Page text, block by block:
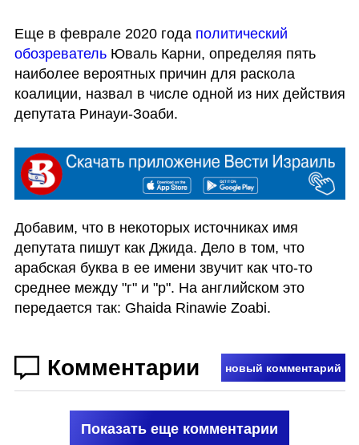
Еще в феврале 2020 года политический
обозреватель Юваль Карни, определяя пять
наиболее вероятных причин для раскола
коалиции, назвал в числе одной из них действия
депутата Ринауи-Зоаби.
Добавим, что в некоторых источниках имя
депутата пишут как Джида. Дело в том, что
арабская буква в ее имени звучит как что-то
среднее между "г" и "р". На английском это
передается так: Ghaida Rinawie Zoabi.
Комментарии новый комментарий
Показать еще комментарии